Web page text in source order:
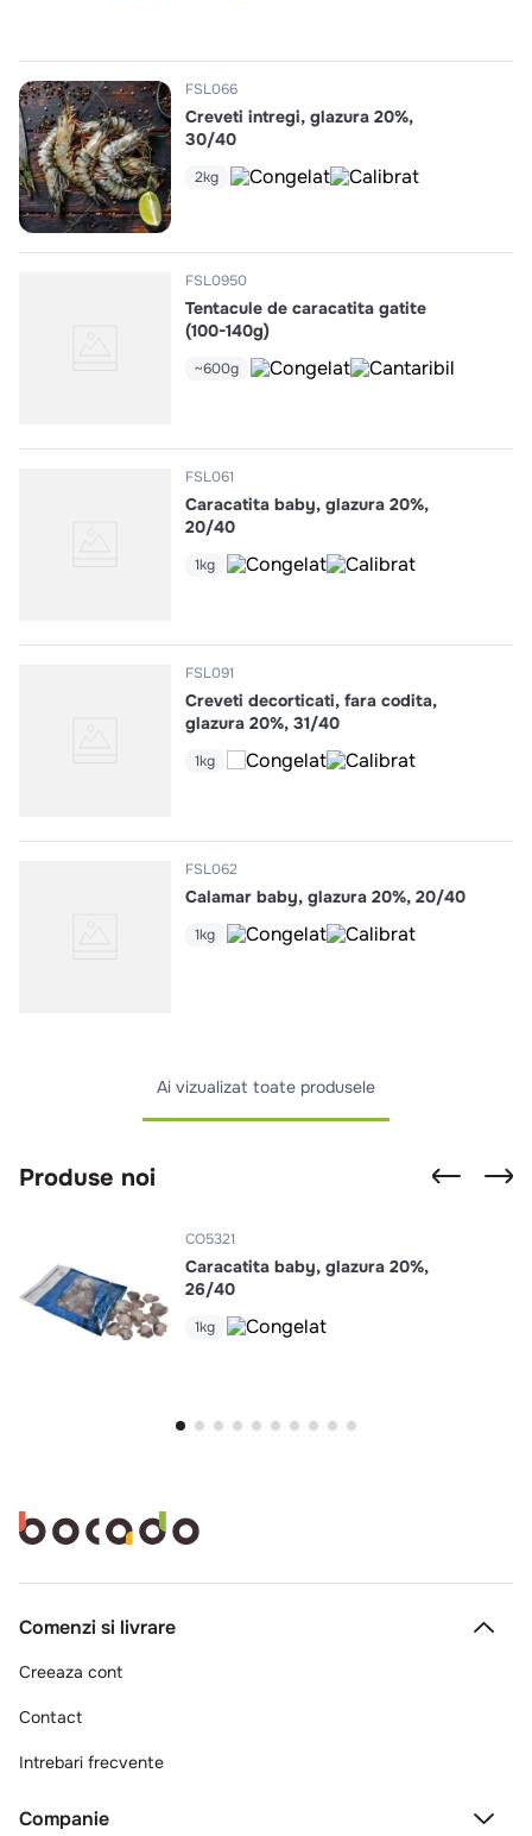
FSL066
Creveti intregi, glazura 20%,
30/40
2kg
FSL0950
Tentacule de caracatita gatite
(100-140g)
~600g
FSL061
Caracatita baby, glazura 20%,
20/40
1kg
FSL091
Creveti decorticati, fara codita,
glazura 20%, 31/40
1kg
FSL062
Calamar baby, glazura 20%, 20/40
1kg
Ai vizualizat toate produsele
Produse noi
CO5321
Caracatita baby, glazura 20%,
26/40
1kg
Comenzi si livrare
Creeaza cont
Contact
Intrebari frecvente
Companie